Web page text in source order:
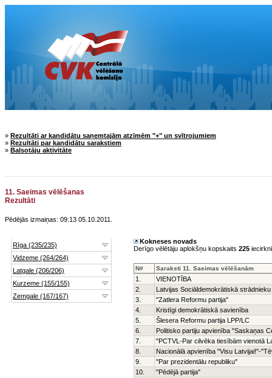
» Rezultāti ar kandidātu saņemtajām atzīmēm "+" un svītrojumiem
» Rezultāti par kandidātu sarakstiem
» Balsotāju aktivitāte
11. Saeimas vēlēšanas
Rezultāti
Pēdējās izmaiņas: 09:13 05.10.2011.
Kokneses novads
Derīgo vēlētāju aplokšņu kopskaits 225
N# Saraksti 11. Saeimas vēlēšanām
1.
VIENOTĪBA
2.
Latvijas Sociāldemokrātiskā strādnieku
3.
"Zatlera Reformu partija"
4.
Kristīgi demokrātiskā savienība
5.
Šlesera Reformu partija LPP/LC
6.
Politisko partiju apvienība "Saskaņas
7.
"PCTVL-Par cilvēka tiesībām vienotā
8.
Nacionālā apvienība "Visu Latvijai!"-
9.
"Par prezidentālu republiku"
10.
"Pēdējā partija"